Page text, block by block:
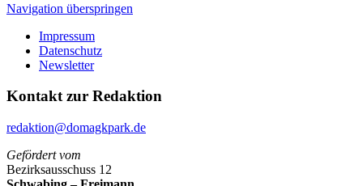
Navigation überspringen
Impressum
Datenschutz
Newsletter
Kontakt zur Redaktion
redaktion@domagkpark.de
Gefördert vom
Bezirksausschuss 12